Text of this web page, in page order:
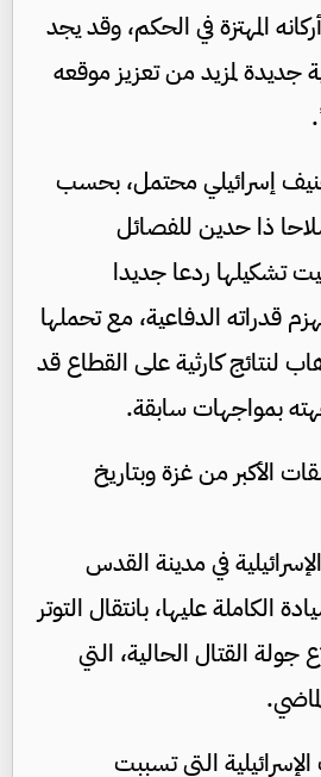
المهتزة في الحكم، وقد يجد
لمزيد من تعزيز موقعه
إسرائيلي محتمل، بحسب
ذا حدين للفصائل
تشكيلها ردعا جديدا
قدراته الدفاعية، مع تحملها
لنتائج كارثية على القطاع قد
بمواجهات سابقة.
الأكبر من غزة وبتاريخ
في مدينة القدس
الكاملة عليها، بانتقال التوتر
جولة القتال الحالية، التي
التي تسببت